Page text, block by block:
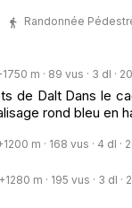
Randonnée
m · 89 vus · 3 dl ·
de Dalt Dans le
rond bleu en
m · 168 vus · 4 dl ·
m · 195 vus · 3 dl ·